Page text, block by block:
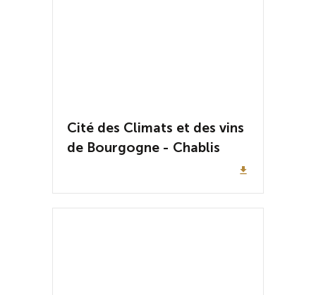
Cité des Climats et des vins
de Bourgogne - Chablis
file_download